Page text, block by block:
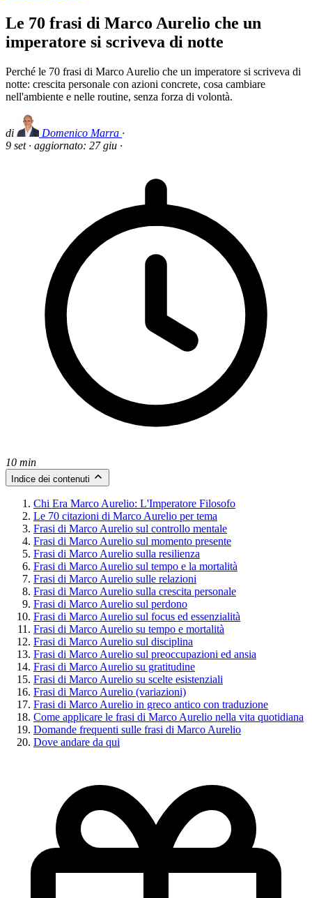
Le 70 frasi di Marco Aurelio che un
imperatore si scriveva di notte
Perché le 70 frasi di Marco Aurelio che un imperatore si scriveva di
notte: crescita personale con azioni concrete, cosa cambiare
nell'ambiente e nelle routine, senza forza di volontà.
di Domenico Marra ·
9 set · aggiornato: 27 giu ·
10 min
Indice dei contenuti
Chi Era Marco Aurelio: L'Imperatore Filosofo
Le 70 citazioni di Marco Aurelio per tema
Frasi di Marco Aurelio sul controllo mentale
Frasi di Marco Aurelio sul momento presente
Frasi di Marco Aurelio sulla resilienza
Frasi di Marco Aurelio sul tempo e la mortalità
Frasi di Marco Aurelio sulle relazioni
Frasi di Marco Aurelio sulla crescita personale
Frasi di Marco Aurelio sul perdono
Frasi di Marco Aurelio sul focus ed essenzialità
Frasi di Marco Aurelio su tempo e mortalità
Frasi di Marco Aurelio sul disciplina
Frasi di Marco Aurelio sul preoccupazioni ed ansia
Frasi di Marco Aurelio su gratitudine
Frasi di Marco Aurelio su scelte esistenziali
Frasi di Marco Aurelio (variazioni)
Frasi di Marco Aurelio in greco antico con traduzione
Come applicare le frasi di Marco Aurelio nella vita quotidiana
Domande frequenti sulle frasi di Marco Aurelio
Dove andare da qui